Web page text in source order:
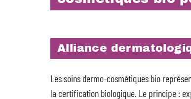
Alliance
Les soins dermo-cosmétiques bio
la certification biologique. Le principe :